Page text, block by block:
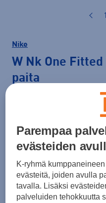
Nike
W Nk One Fitted
paita
Koko
XS S M
Parempaa
evästeiden
K-ryhmä
evästeitä, joiden avulla
tavalla. Lisäksi
palveluiden tehokkuutta